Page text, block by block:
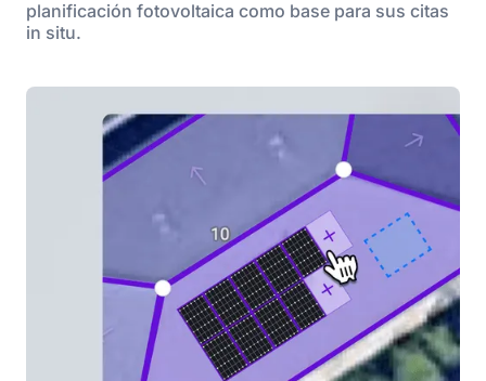
planificación fotovoltaica como base para sus citas
in situ.